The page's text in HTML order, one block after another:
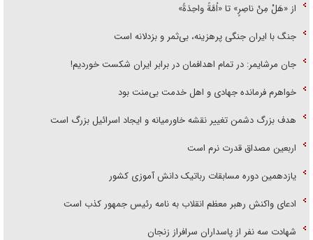
از «هَلْ مِنْ ناصِرٍ» تا «اُمَّةً واحِدَةً»
جنگ با ایران جنگی پرهزینه، بی‌ثمر و بزدلانه است
جان مرشایمر: در تمام اهدافمان در برابر ایران شکست خوردیم!
خواهرم فرمانده جهادی و اهل خدمت بی‌منت بود
هدف بزرگ دشمن تغییر نقشه خاورمیانه و ایجاد اسرائیل بزرگ است
اربعین مصداق قدرت نرم است
یازدهمین دوره مسابقات رباتیک دانش آموزی کشور
ادعای واکنش رهبر معظم انقلاب به نامه رئیس جمهور کذب است
شهادت سه نفر از پاسداران سرافراز زنجان